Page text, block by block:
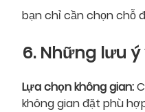
bạn chỉ cần chọn chỗ
6. Những lưu
Lựa chọn không gian:
không gian đặt phù